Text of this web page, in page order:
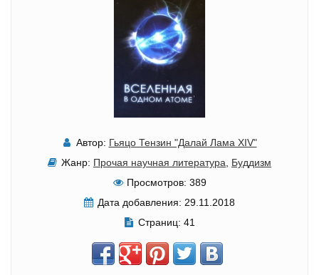
Автор: Гьяцо Тензин "Далай Лама XIV"
Жанр: Прочая научная литература, Буддизм
Просмотров: 389
Дата добавления: 29.11.2018
Страниц: 41